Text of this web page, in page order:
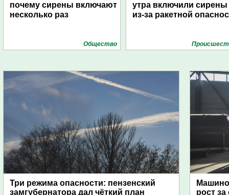
почему сирены включают
несколько раз
Общество
утра включили сирены
из-за ракетной
Три режима опасности: пензенский
замгубернатора дал чёткий план
рост за